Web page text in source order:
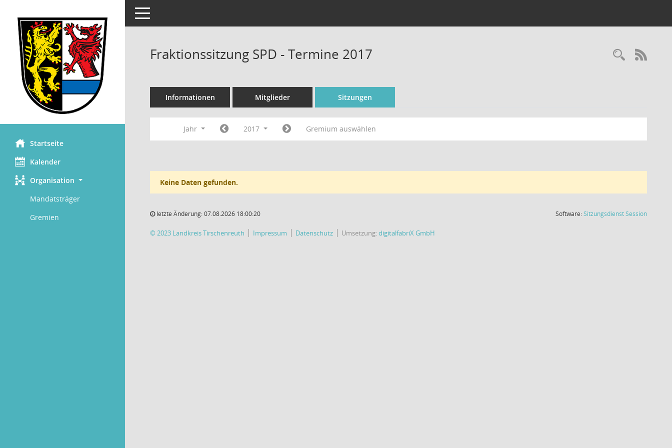
Startseite
Kalender
Organisation
Mandatsträger
Gremien
Toggle navigation
Fraktionssitzung SPD - Termine 2017
Informationen Mitglieder Sitzungen
Jahr 2017 Gremium auswählen
Keine Daten gefunden.
letzte Änderung: 07.08.2026 18:00:20 Software:SitzungsdienstSession(Wird in
© 2023 Landkreis Tirschenreuth Impressum Datenschutz Umsetzung:digitalfabriX GmbH